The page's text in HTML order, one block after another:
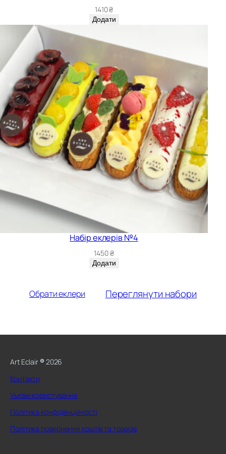
1410₴
Додати
Набір еклерів №4
1450₴
Додати
Обрати еклери Переглянути набори
Art Eclair ®2026
Контакти
Умови користування
Політика конфіденційності
Політика повернення коштів та товарів